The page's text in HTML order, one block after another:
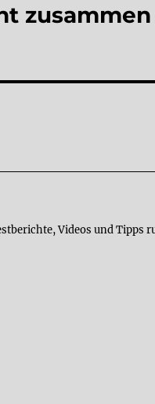
Videos und Tipps